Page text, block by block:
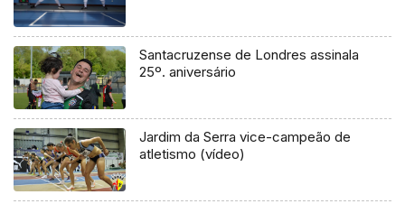
Santacruzense de Londres assinala
25º. aniversário
Jardim da Serra vice-campeão de
atletismo (vídeo)